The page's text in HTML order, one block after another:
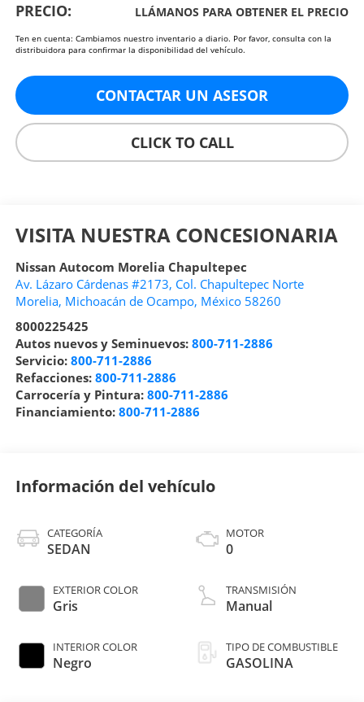
PRECIO: LLÁMANOS PARA OBTENER EL PRECIO
Ten en cuenta: Cambiamos nuestro inventario a diario. Por favor, consulta con la
distribuidora para confirmar la disponibilidad del vehículo.
CONTACTAR UN ASESOR
CLICK TO CALL
VISITA NUESTRA CONCESIONARIA
Nissan Autocom Morelia Chapultepec
Av. Lázaro Cárdenas #2173, Col. Chapultepec Norte
Morelia, Michoacán de Ocampo, México 58260
8000225425
Autos nuevos y Seminuevos: 800-711-2886
Servicio: 800-711-2886
Refacciones: 800-711-2886
Carrocería y Pintura: 800-711-2886
Financiamiento: 800-711-2886
Información del vehículo
CATEGORÍA
SEDAN
EXTERIOR COLOR
Gris
INTERIOR COLOR
Negro
MOTOR
0
TRANSMISIÓN
Manual
TIPO DE COMBUSTIBLE
GASOLINA